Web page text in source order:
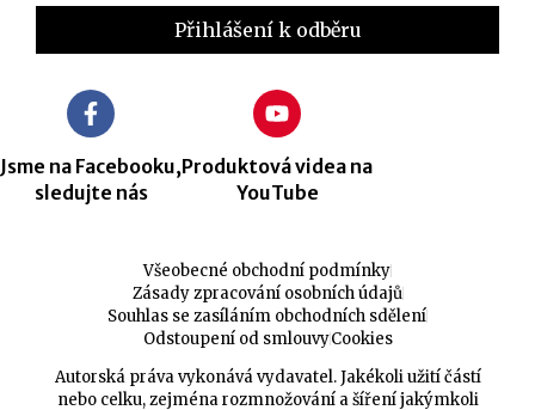
Jsme na Facebooku,
sledujte nás
Produktová videa na
YouTube
Všeobecné obchodní podmínky
Zásady zpracování osobních údajů
Souhlas se zasíláním obchodních sdělení
Odstoupení od smlouvyCookies
Autorská práva vykonává vydavatel. Jakékoli užití částí
nebo celku, zejména rozmnožování a šíření jakýmkoli